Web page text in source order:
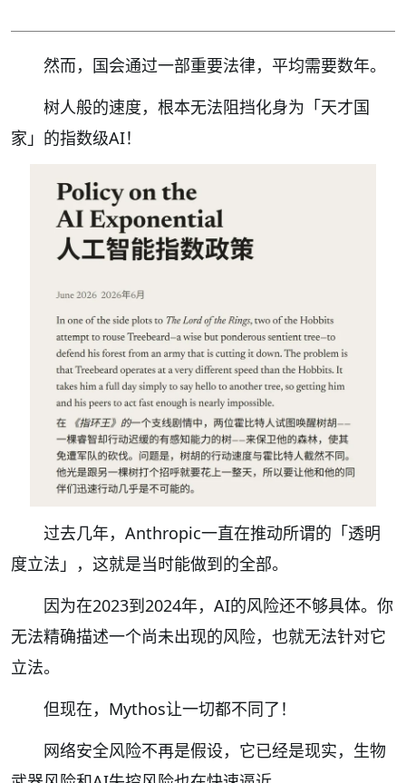
然而，国会通过一部重要法律，平均需要数年。
树人般的速度，根本无法阻挡化身为「天才国
家」的指数级AI！
过去几年，Anthropic一直在推动所谓的「透明
度立法」，这就是当时能做到的全部。
因为在2023到2024年，AI的风险还不够具体。你
无法精确描述一个尚未出现的风险，也就无法针对它
立法。
但现在，Mythos让一切都不同了！
网络安全风险不再是假设，它已经是现实，生物